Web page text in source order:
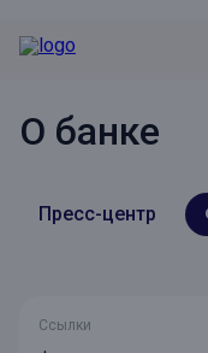
О банке
Пресс-центр
Ссылки